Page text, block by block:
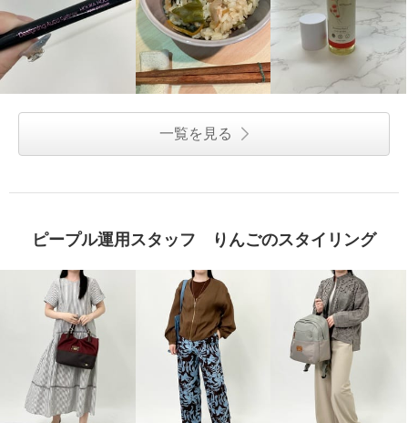
一覧を見る
ピープル運用スタッフ りんごのスタイリング